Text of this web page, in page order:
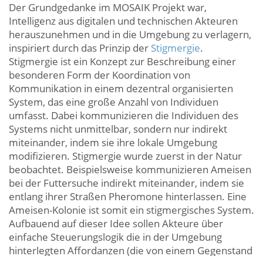
Der Grundgedanke im MOSAIK Projekt war,
Intelligenz aus digitalen und technischen Akteuren
herauszunehmen und in die Umgebung zu verlagern,
inspiriert durch das Prinzip der Stigmergie.
Stigmergie ist ein Konzept zur Beschreibung einer
besonderen Form der Koordination von
Kommunikation in einem dezentral organisierten
System, das eine große Anzahl von Individuen
umfasst. Dabei kommunizieren die Individuen des
Systems nicht unmittelbar, sondern nur indirekt
miteinander, indem sie ihre lokale Umgebung
modifizieren. Stigmergie wurde zuerst in der Natur
beobachtet. Beispielsweise kommunizieren Ameisen
bei der Futtersuche indirekt miteinander, indem sie
entlang ihrer Straßen Pheromone hinterlassen. Eine
Ameisen-Kolonie ist somit ein stigmergisches System.
Aufbauend auf dieser Idee sollen Akteure über
einfache Steuerungslogik die in der Umgebung
hinterlegten Affordanzen (die von einem Gegenstand